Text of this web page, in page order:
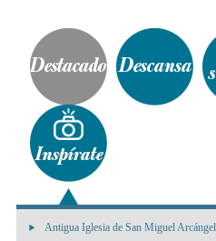
Antigua Iglesia de San Miguel Arcángel